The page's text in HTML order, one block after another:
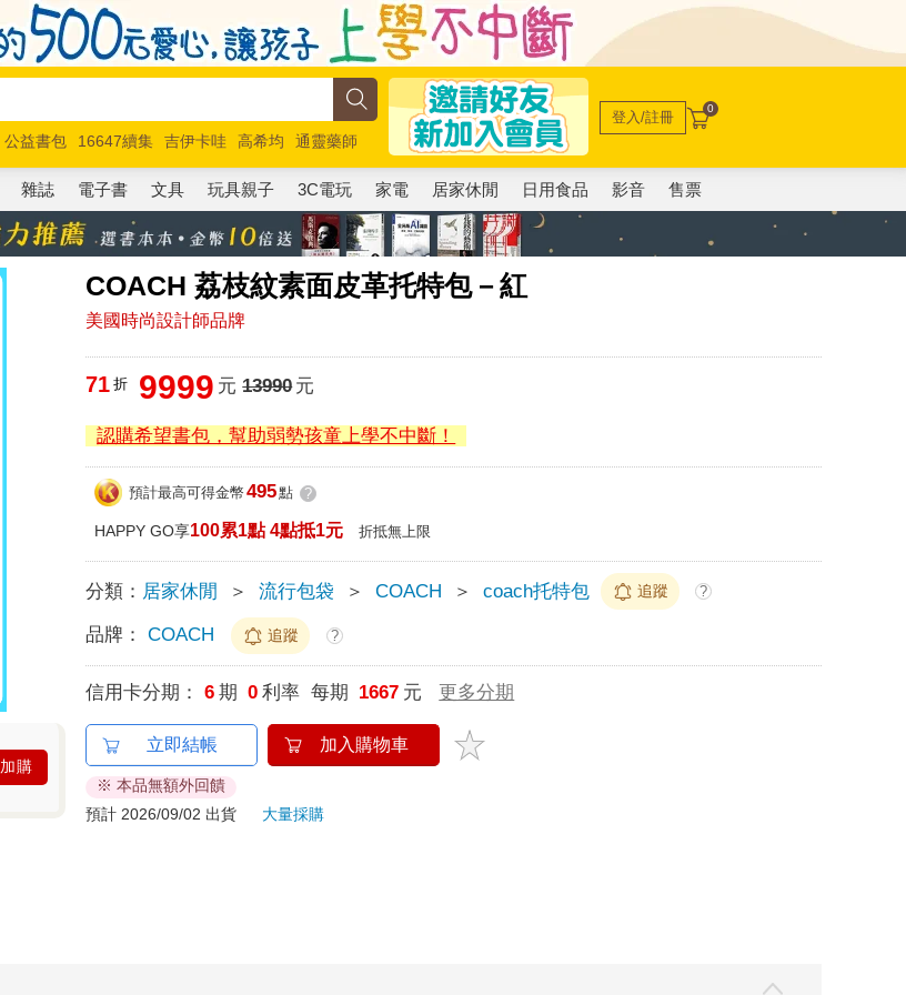
公益書包 16647續集 吉伊卡哇 高希均
通靈藥師
馬斯克 玩具總動員5 超慢跑
登入/註冊 0
雜誌 電子書 文具 玩具親子 3C電玩 家電 居家休閒 日用食品 影音 售票
COACH 荔枝紋素面皮革托特包－紅
美國時尚設計師品牌
加購
71 折 9999 元 13990元
認購希望書包，幫助弱勢孩童上學不中斷！
預計最高可得金幣 495點 ?
HAPPY GO享100累1點 4點抵1元 折抵無上限
分類： 居家休閒 ＞ 流行包袋 ＞ COACH ＞ coach托特包 追蹤 ?
品牌： COACH 追蹤 ?
信用卡分期： 6 期 0 利率 每期 1667 元 更多分期
立即結帳 加入購物車
※ 本品無額外回饋
預計 2026/09/02 出貨
大量採購